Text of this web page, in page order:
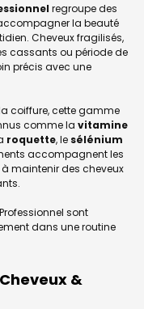
regroupe des
la beauté
Cheveux fragilisés,
cassants ou période de
précis avec une
coiffure, cette gamme
comme la vitamine
roquette, le sélénium
accompagnent les
maintenir des cheveux
sont
dans une routine
&